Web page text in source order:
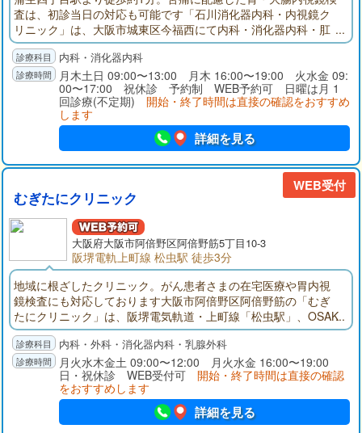
より徒歩約1分の場所にあります。近鉄大阪線・奈良線「今里
駅」からは徒歩約10分です。駐車場を2台分ご用意していますの
で、お車でご来院の際はご利用いただけます。
査は、初診当日の対応も可能です「石川消化器内科・内視鏡ク
リニック」は、大阪市城東区今福西にて内科・消化器内科・肛
門外科を診療しています。発熱や頭痛、喉の痛みなどの身近な
症状から、糖尿病・高血圧症・脂質異常症といった生活習慣
病、胃痛、胸焼け、血便などの消化器症状、肛門の痛み・出血
まで幅広く対応しています。診療で力を入れているのは、胃・
大腸内視鏡検査です。「日本消化器内視鏡学会認定 消化器内視
鏡専門医」の院長が、経験を生かして胃がん・大腸がんの早期
発見に努めています。内視鏡検査に抵抗がある方や初めての方
も受診しやすいように、径の細いスコープや鎮静剤を用いるな
どしてお身体の負担・苦痛に配慮しています。内視鏡検査は初
診当日に受けていただくことも可能です。院内では、胸部や腹
部の異常を詳しくお調べするためのCT検査や、超音波検査によ
だけます。より詳しい検査や専門的な治療が必要になった場合
は、連携している医療機関へ速やかにおつなぎする体制も整え
ています。健診の結果が気になる方のご相談や、病気を予防す
るための診療を通じて、地域の皆さまの健康にお役立ていただ
ければ幸いです。当クリニックは、長堀鶴見緑地線・今里筋線
「蒲生四丁目駅」5番出口より徒歩約1分の場所にあります。
内科・消化器内科
月木土日 09:00〜13:00 月木 16:00〜19:00 火水金 09:
00〜17:00 祝休診 予約制 WEB予約可 日曜は月 1
回診療(不定期) 開始・終了時間は直接の確認をおすすめ
します
詳細を見る
WEB受付
むぎたにクリニック
大阪府大阪市阿倍野区阿倍野筋5丁目10-3
阪堺電軌上町線 松虫駅 徒歩3分
地域に根ざしたクリニック。がん患者さまの在宅医療や胃内視
鏡検査にも対応しております大阪市阿倍野区阿倍野筋の「むぎ
たにクリニック」は、阪堺電気軌道・上町線「松虫駅」、OSAK
Aメトロ・谷町線「阿倍野駅6番出口」から徒歩約3分の場所にご
ざいます。当院長はこの地で生まれ育ったことから、「この地
に貢献できるように」と日々の診療に尽力しています。当クリ
ニックでは主に内科、消化器内科、乳腺外科の病気・症状を診
療しており、特に内科疾患全般の診療や胃内視鏡検査に力を入
れています。そのほか、ご自宅での治療を望まれる方に向けて
訪問診療にも対応しております。何かお困りのことがあればお
内科・外科・消化器内科・乳腺外科
月火水木金土 09:00〜12:00 月火水金 16:00〜19:00
日・祝休診 WEB受付可 開始・終了時間は直接の確認
をおすすめします
詳細を見る